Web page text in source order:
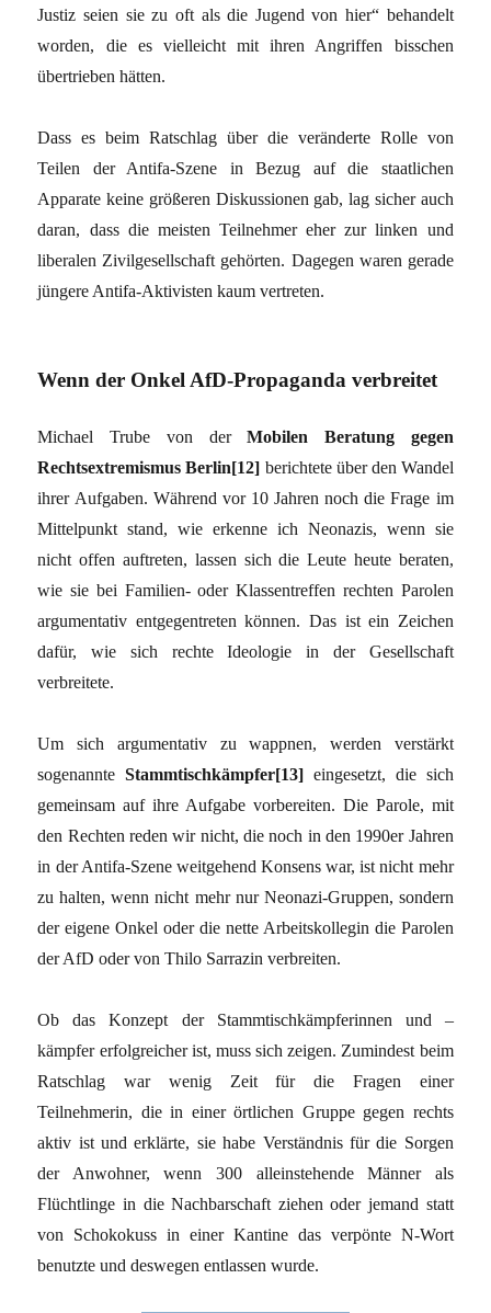
Justiz seien sie zu oft als die Jugend von hier“ behandelt
worden, die es vielleicht mit ihren Angriffen bisschen
übertrieben hätten.
Dass es beim Ratschlag über die veränderte Rolle von
Teilen der Antifa-Szene in Bezug auf die staatlichen
Apparate keine größeren Diskussionen gab, lag sicher auch
daran, dass die meisten Teilnehmer eher zur linken und
liberalen Zivilgesellschaft gehörten. Dagegen waren gerade
jüngere Antifa-Aktivisten kaum vertreten.
Wenn der Onkel AfD-Propaganda verbreitet
Michael Trube von derMobilen Beratung gegen
Rechtsextremismus Berlin[12] berichtete über den Wandel
ihrer Aufgaben. Während vor 10 Jahren noch die Frage im
Mittelpunkt stand, wie erkenne ich Neonazis, wenn sie
nicht offen auftreten, lassen sich die Leute heute beraten,
wie sie bei Familien- oder Klassentreffen rechten Parolen
argumentativ entgegentreten können. Das ist ein Zeichen
dafür, wie sich rechte Ideologie in der Gesellschaft
verbreitete.
Um sich argumentativ zu wappnen, werden verstärkt
sogenannteStammtischkämpfer[13] eingesetzt, die sich
gemeinsam auf ihre Aufgabe vorbereiten. Die Parole, mit
den Rechten reden wir nicht, die noch in den 1990er Jahren
in der Antifa-Szene weitgehend Konsens war, ist nicht mehr
zu halten, wenn nicht mehr nur Neonazi-Gruppen, sondern
der eigene Onkel oder die nette Arbeitskollegin die Parolen
der AfD oder von Thilo Sarrazin verbreiten.
Ob das Konzept der Stammtischkämpferinnen und –
kämpfer erfolgreicher ist, muss sich zeigen. Zumindest beim
Ratschlag war wenig Zeit für die Fragen einer
Teilnehmerin, die in einer örtlichen Gruppe gegen rechts
aktiv ist und erklärte, sie habe Verständnis für die Sorgen
der Anwohner, wenn 300 alleinstehende Männer als
Flüchtlinge in die Nachbarschaft ziehen oder jemand statt
von Schokokuss in einer Kantine das verpönte N-Wort
benutzte und deswegen entlassen wurde.